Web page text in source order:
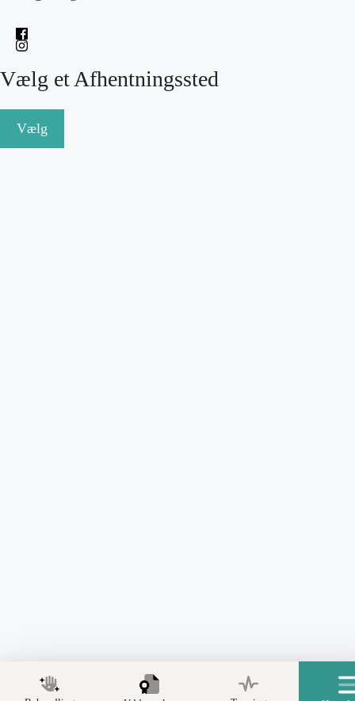
Vælg et Afhentningssted
Vælg